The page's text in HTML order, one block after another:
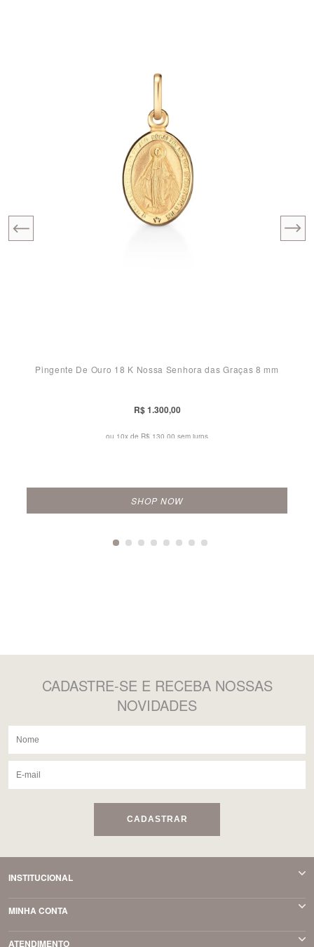
Pingente De Ouro 18 K Nossa Senhora das Graças 8 mm
R$ 1.300,00
ou 10x de R$ 130,00 sem juros
SHOP NOW
CADASTRE-SE E RECEBA NOSSAS
NOVIDADES
CADASTRAR
INSTITUCIONAL
MINHA CONTA
ATENDIMENTO